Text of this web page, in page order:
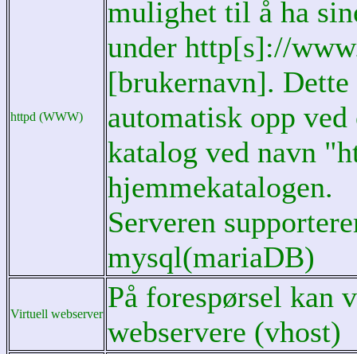
httpd (WWW)
mulighet til å ha
under http[s]://
[brukernavn].
automatisk opp
katalog ved navn
hjemmekatalogen.
Serveren
mysql(mariaDB)
Virtuell webserver
På forespørsel kan
webservere (vhost)